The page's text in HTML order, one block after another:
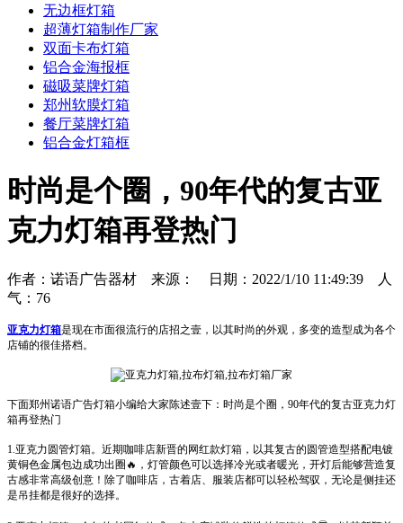
无边框灯箱
超薄灯箱制作厂家
双面卡布灯箱
铝合金海报框
磁吸菜牌灯箱
郑州软膜灯箱
餐厅菜牌灯箱
铝合金灯箱框
时尚是个圈，90年代的复古亚
克力灯箱再登热门
作者：诺语广告器材 来源： 日期：2022/1/10 11:49:39 人
气： 76
亚克力灯箱是现在市面很流行的店招之壹，以其时尚的外观，多变的造型成为各个
店铺的很佳搭档。
下面郑州诺语广告灯箱小编给大家陈述壹下：时尚是个圈，90年代的复古亚克力灯
箱再登热门
1.亚克力圆管灯箱。近期咖啡店新晋的网红款灯箱，以其复古的圆管造型搭配电镀
黄铜色金属包边成功出圈🔥，灯管颜色可以选择冷光或者暖光，开灯后能够营造复
古感非常高级创意！除了咖啡店，古着店、服装店都可以轻松驾驭，无论是侧挂还
是吊挂都是很好的选择。